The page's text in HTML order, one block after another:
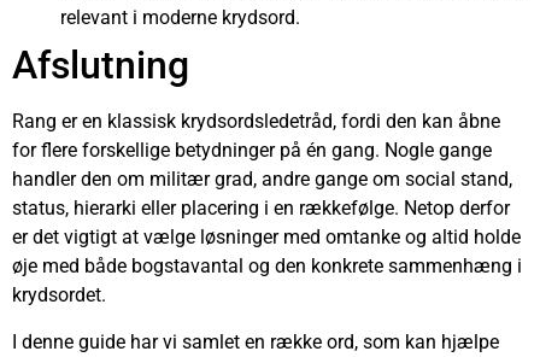
relevant i moderne krydsord.
Afslutning
Rang er en klassisk krydsordsledetråd, fordi den kan åbne
for flere forskellige betydninger på én gang. Nogle gange
handler den om militær grad, andre gange om social stand,
status, hierarki eller placering i en rækkefølge. Netop derfor
er det vigtigt at vælge løsninger med omtanke og altid holde
øje med både bogstavantal og den konkrete sammenhæng i
krydsordet.
I denne guide har vi samlet en række ord, som kan hjælpe